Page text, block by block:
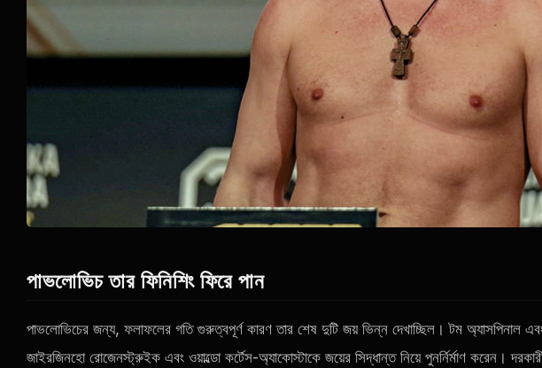
পাভলোভিচ তার ফিনিশিং ফিরে পান
পাভলোভিচের জন্য, ফলাফলের গতি গুরুত্বপূর্ণ কারণ তার শেষ দুটি জয় ভিন্ন দেখাচ্ছিল। টম অ্যাসপিনাল
জাইরজিনহো রোজেনস্ট্রুইক এবং ওয়াল্ডো কর্টেস-অ্যাকোস্টাকে জয়ের সিদ্ধান্ত নিয়ে পুনর্নির্মাণ করেন।